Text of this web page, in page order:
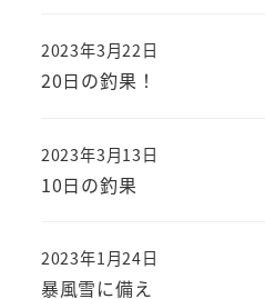
20日の釣果！
投稿日
2023年3月22日
10日の釣果
投稿日
2023年3月13日
暴風雪に備え
投稿日
2023年1月24日